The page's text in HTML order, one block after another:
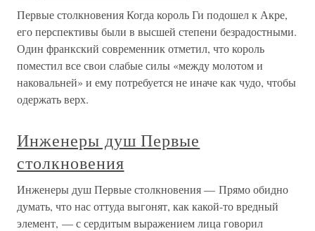
Первые столкновения Когда король Ги подошел к Акре,
его перспективы были в высшей степени безрадостными.
Один франкский современник отметил, что король
поместил все свои слабые силы «между молотом и
наковальней» и ему потребуется не иначе как чудо, чтобы
одержать верх.
Инженеры душ Первые
столкновения
Инженеры душ Первые столкновения — Прямо обидно
думать, что нас оттуда выгонят, как какой-то вредный
элемент, — с сердитым выражением лица говорил